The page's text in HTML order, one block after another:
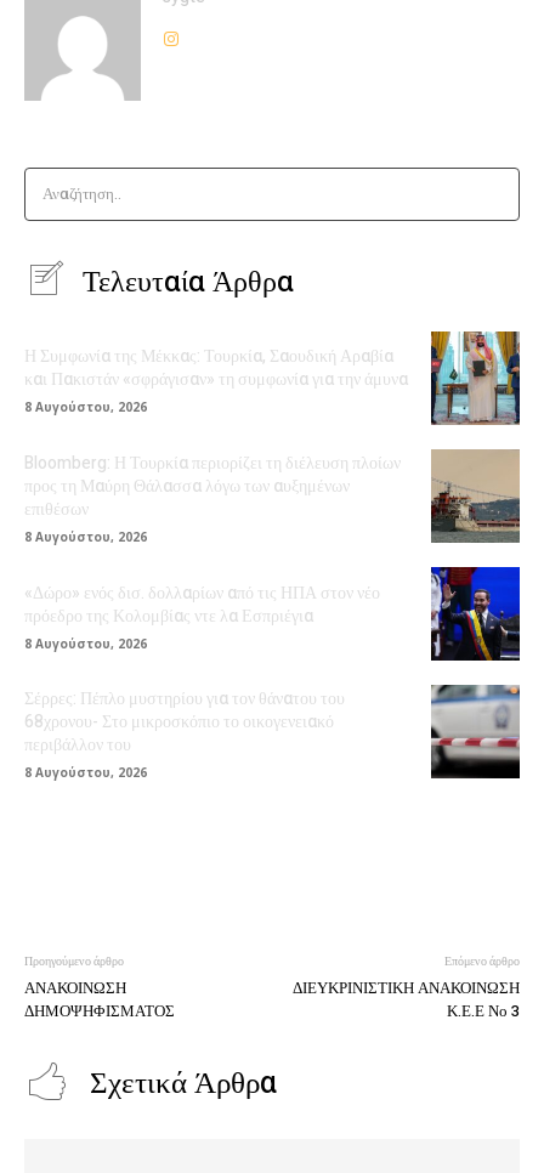
Αναζήτηση..
Τελευταία Άρθρα
Η Συμφωνία της Μέκκας: Τουρκία, Σαουδική Αραβία
και Πακιστάν «σφράγισαν» τη συμφωνία για την άμυνα
8 Αυγούστου, 2026
Bloomberg: Η Τουρκία περιορίζει τη διέλευση πλοίων
προς τη Μαύρη Θάλασσα λόγω των αυξημένων
επιθέσων
8 Αυγούστου, 2026
«Δώρο» ενός δισ. δολλαρίων από τις ΗΠΑ στον νέο
πρόεδρο της Κολομβίας ντε λα Εσπριέγια
8 Αυγούστου, 2026
Σέρρες: Πέπλο μυστηρίου για τον θάνατου του
68χρονου- Στο μικροσκόπιο το οικογενειακό
περιβάλλον του
8 Αυγούστου, 2026
Προηγούμενο άρθρο
ΑΝΑΚΟΙΝΩΣΗ
ΔΗΜΟΨΗΦΙΣΜΑΤΟΣ
Επόμενο άρθρο
ΔΙΕΥΚΡΙΝΙΣΤΙΚΗ ΑΝΑΚΟΙΝΩΣΗ
Κ.Ε.Ε Νο 3
Σχετικά Άρθρα